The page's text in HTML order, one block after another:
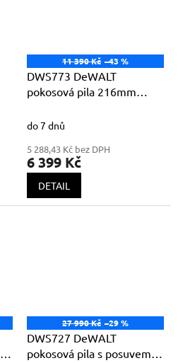
11 390 Kč –43 %
DWS773 DeWALT
pokosová pila 216mm
do 7 dnů
5 288,43 Kč bez DPH
6 399 Kč
DETAIL
27 990 Kč –29 %
DWS727 DeWALT
pokosová pila s posuvem